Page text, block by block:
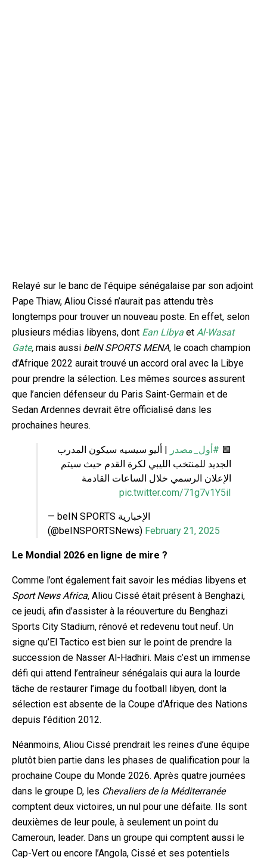
Relayé sur le banc de l’équipe sénégalaise par son adjoint
Pape Thiaw, Aliou Cissé n’aurait pas attendu très
longtemps pour trouver un nouveau poste. En effet, selon
plusieurs médias libyens, dont Ean Libya et Al-Wasat
Gate, mais aussi beIN SPORTS MENA, le coach champion
d’Afrique 2022 aurait trouvé un accord oral avec la Libye
pour prendre la sélection. Les mêmes sources assurent
que l’ancien défenseur du Paris Saint-Germain et de
Sedan Ardennes devrait être officialisé dans les
prochaines heures.
🟪 #أول_مصدر
| أليو سيسيه سيكون المدرب
الجديد للمنتخب الليبي لكرة القدم حيث سيتم
الإعلان الرسمي خلال الساعات القادمة
pic.twitter.com/71g7v1Y5iI
— beIN SPORTS الإخبارية
(@beINSPORTSNews) February 21, 2025
Le Mondial 2026 en ligne de mire ?
Comme l’ont également fait savoir les médias libyens et
Sport News Africa, Aliou Cissé était présent à Benghazi,
ce jeudi, afin d’assister à la réouverture du Benghazi
Sports City Stadium, rénové et redevenu tout neuf. Un
signe qu’El Tactico est bien sur le point de prendre la
succession de Nasser Al-Hadhiri. Mais c’est un immense
défi qui attend l’entraîneur sénégalais qui aura la lourde
tâche de restaurer l’image du football libyen, dont la
sélection est absente de la Coupe d’Afrique des Nations
depuis l’édition 2012.
Néanmoins, Aliou Cissé prendrait les reines d’une équipe
plutôt bien partie dans les phases de qualification pour la
prochaine Coupe du Monde 2026. Après quatre journées
dans le groupe D, les Chevaliers de la Méditerranée
comptent deux victoires, un nul pour une défaite. Ils sont
deuxièmes de leur poule, à seulement un point du
Cameroun, leader. Dans un groupe qui comptent aussi le
Cap-Vert ou encore l’Angola, Cissé et ses potentiels